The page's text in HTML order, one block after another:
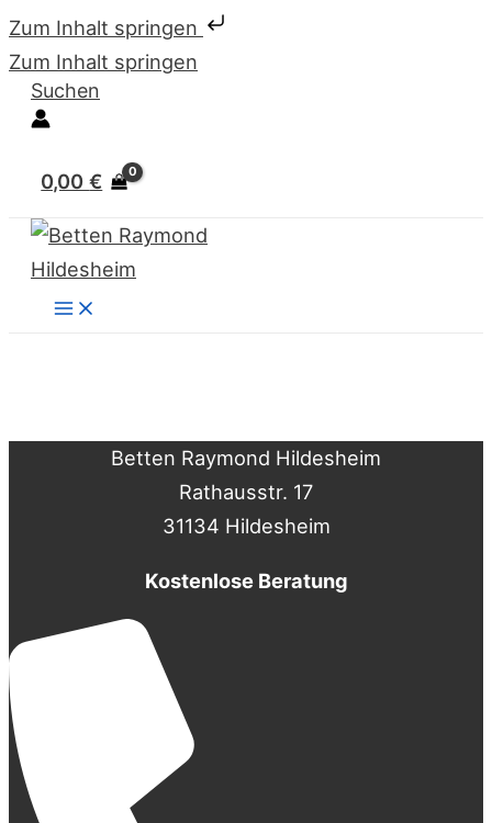
Zum Inhalt springen
Zum Inhalt springen
Suchen
0,00€
Betten Raymond Hildesheim
Rathausstr. 17
31134 Hildesheim
Kostenlose Beratung